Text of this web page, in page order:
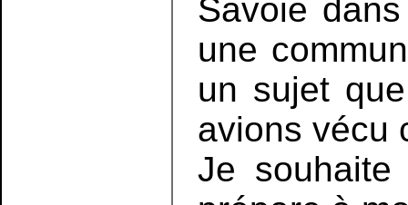
Savoie
une
un sujet
avions vécu
Je